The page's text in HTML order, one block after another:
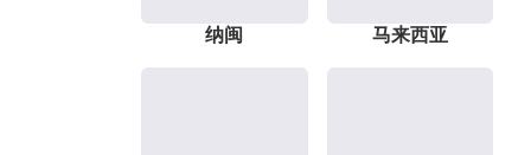
纳闽 马来西亚